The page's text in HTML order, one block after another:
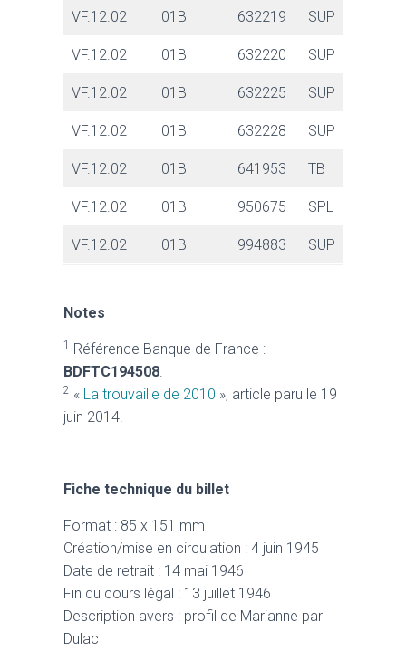
VF.12.02 01B 632219 SUP
VF.12.02 01B 632220 SUP
VF.12.02 01B 632225 SUP
VF.12.02 01B 632228 SUP
VF.12.02 01B 641953 TB
VF.12.02 01B 950675 SPL
VF.12.02 01B 994883 SUP
Notes
1
Référence Banque de France :
BDFTC194508.
2 « La trouvaille de 2010 », article paru le 19
juin 2014.
Fiche technique du billet
Format : 85 x 151 mm
Création/mise en circulation : 4 juin 1945
Date de retrait : 14 mai 1946
Fin du cours légal : 13 juillet 1946
Description avers : profil de Marianne par
Dulac